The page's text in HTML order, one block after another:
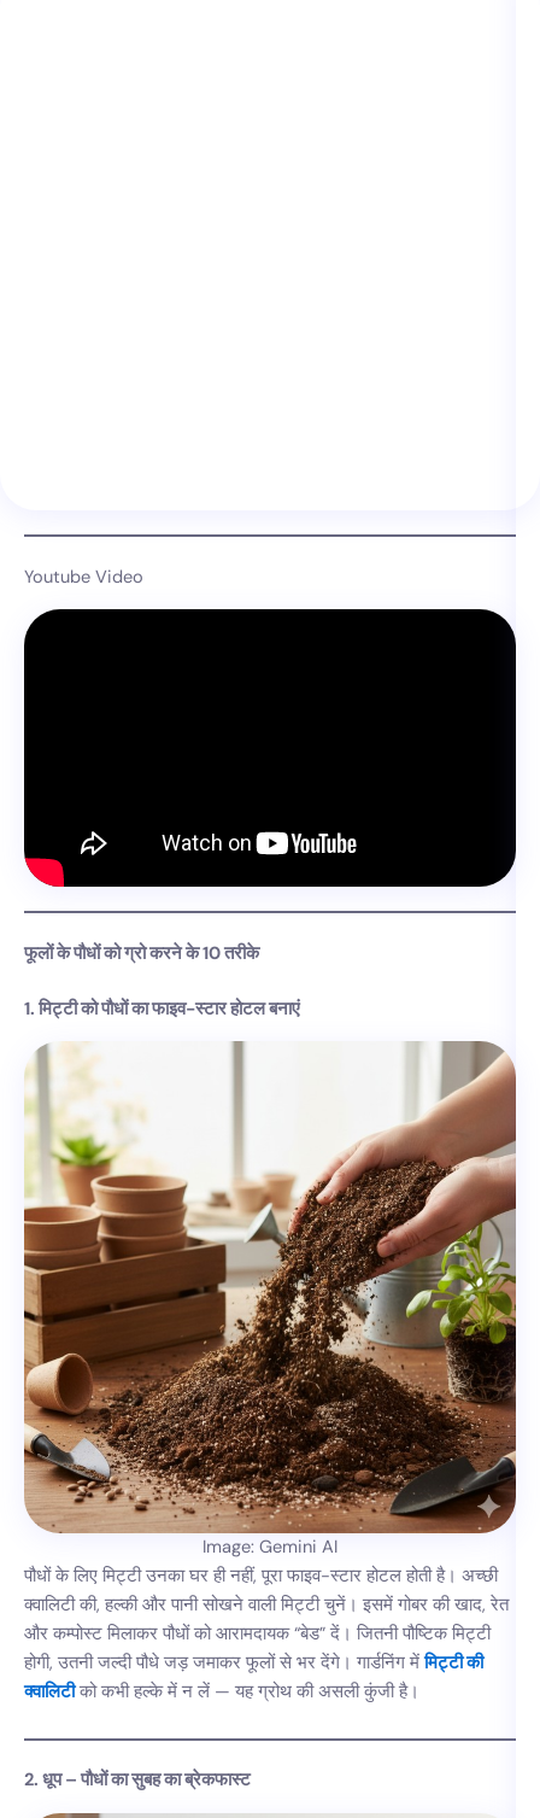
Youtube Video
फूलों के पौधों को ग्रो करने के 10 तरीके
1. मिट्टी को पौधों का फाइव-स्टार होटल बनाएं
Image: Gemini AI
पौधों के लिए मिट्टी उनका घर ही नहीं, पूरा फाइव-स्टार होटल होती है। अच्छी
क्वालिटी की, हल्की और पानी सोखने वाली मिट्टी चुनें। इसमें गोबर की खाद, रेत
और कम्पोस्ट मिलाकर पौधों को आरामदायक “बेड” दें। जितनी पौष्टिक मिट्टी
होगी, उतनी जल्दी पौधे जड़ जमाकर फूलों से भर देंगे। गार्डनिंग मेंमिट्टी की
क्वालिटीको कभी हल्के में न लें — यह ग्रोथ की असली कुंजी है।
2. धूप – पौधों का सुबह का ब्रेकफास्ट